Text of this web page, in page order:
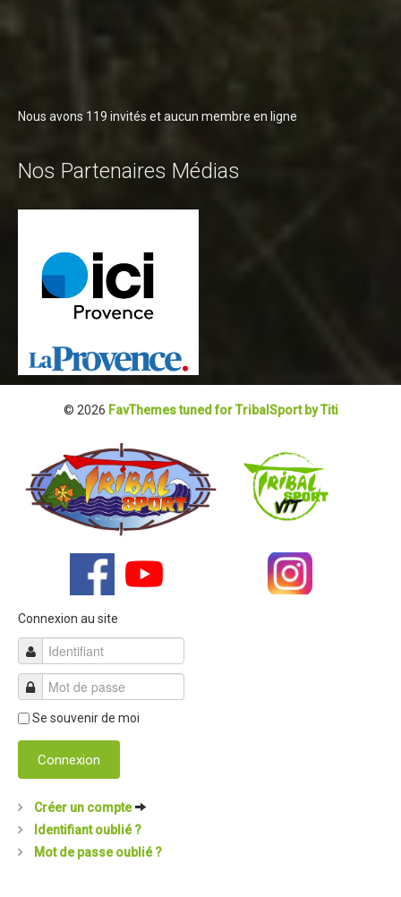
Nous avons 119 invités et aucun membre en ligne
Nos Partenaires Médias
© 2026 FavThemes tuned for TribalSport by Titi
Connexion au site
Se souvenir de moi
Connexion
Créer un compte
Identifiant oublié ?
Mot de passe oublié ?